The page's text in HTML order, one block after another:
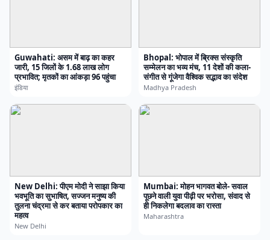
Guwahati: असम में बाढ़ का कहर
जारी, 15 जिलों के 1.68 लाख लोग
प्रभावित; मृतकों का आंकड़ा 96 पहुंचा
इंडिया
Bhopal: भोपाल में ब्रिक्स संस्कृति
सम्मेलन का भव्य मंच, 11 देशों की कला-
संगीत से गूंजेगा वैश्विक सद्भाव का संदेश
Madhya Pradesh
New Delhi: पीएम मोदी ने साझा किया
भवभूति का सुभाषित, सज्जन मनुष्य की
तुलना चंद्रमा से कर बताया परोपकार का
महत्व
New Delhi
Mumbai: मोहन भागवत बोले- सवाल
पूछने वाली युवा पीढ़ी पर भरोसा, संवाद से
ही निकलेगा बदलाव का रास्ता
Maharashtra